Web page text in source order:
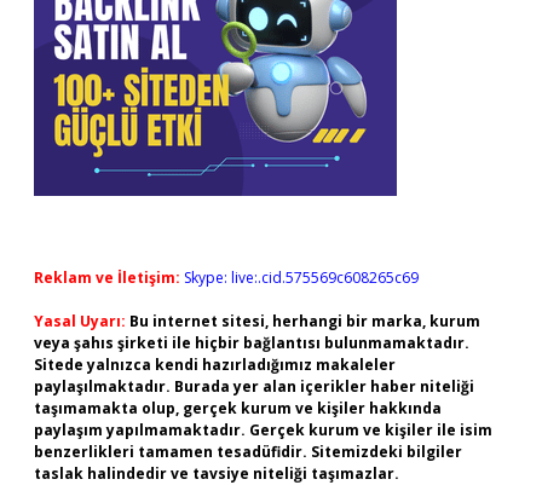
Reklam ve İletişim: Skype: live:.cid.575569c608265c69
Yasal Uyarı: Bu internet sitesi, herhangi bir marka, kurum
veya şahıs şirketi ile hiçbir bağlantısı bulunmamaktadır.
Sitede yalnızca kendi hazırladığımız makaleler
paylaşılmaktadır. Burada yer alan içerikler haber niteliği
taşımamakta olup, gerçek kurum ve kişiler hakkında
paylaşım yapılmamaktadır. Gerçek kurum ve kişiler ile isim
benzerlikleri tamamen tesadüfidir. Sitemizdeki bilgiler
taslak halindedir ve tavsiye niteliği taşımazlar.